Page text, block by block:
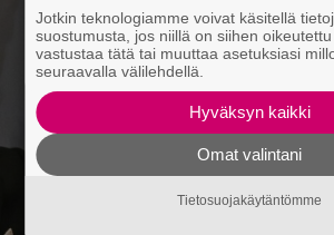
Jotkin teknologiamme voivat käsitellä
suostumusta, jos niillä on siihen
vastustaa tätä tai muuttaa asetuksiasi
seuraavalla välilehdellä.
Hyväksyn kaikki
Omat valintani
Tietosuojakäytäntömme